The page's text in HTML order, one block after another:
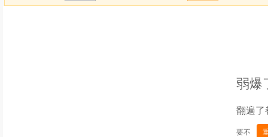
弱爆
翻遍了
要不